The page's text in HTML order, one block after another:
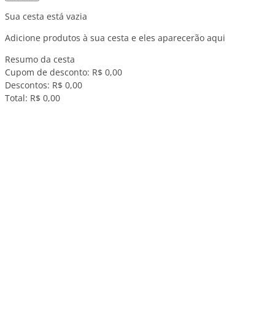
Sua cesta está vazia
Adicione produtos à sua cesta e eles aparecerão aqui
Resumo da cesta
Cupom de desconto: R$ 0,00
Descontos: R$ 0,00
Total: R$ 0,00